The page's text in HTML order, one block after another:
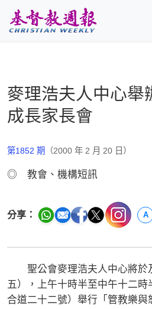
麥理浩夫人中心舉
成長家長會
第1852 期 （2000 年 2 月 20 日）
◎ 教會、機構短訊
分享： A
聖公會麥理浩夫人中心將於
五），上午十時半至中午十二時
合道二十二號）舉行「管教樂與